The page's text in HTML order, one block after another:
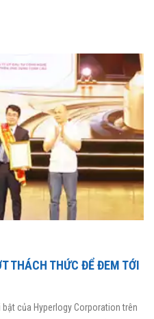
THÁCH THỨC ĐỂ ĐEM TỚI
của Hyperlogy Corporation trên